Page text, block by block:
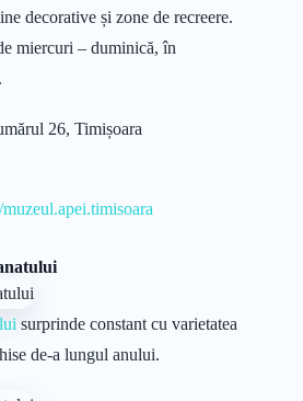
decorative și zone de recreere.
miercuri – duminică, în
26, Timișoara
surprinde constant cu varietatea
de-a lungul anului.